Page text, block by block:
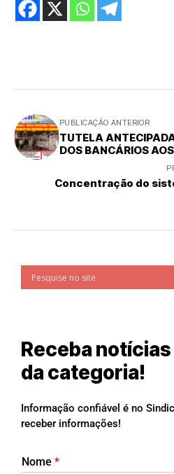
PUBLICAÇÃO ANTERIOR
TUTELA
DOS BANCÁRIOS
Concentração do
Receba
da categoria!
Informação confiável é no
receber informações!
Nome *